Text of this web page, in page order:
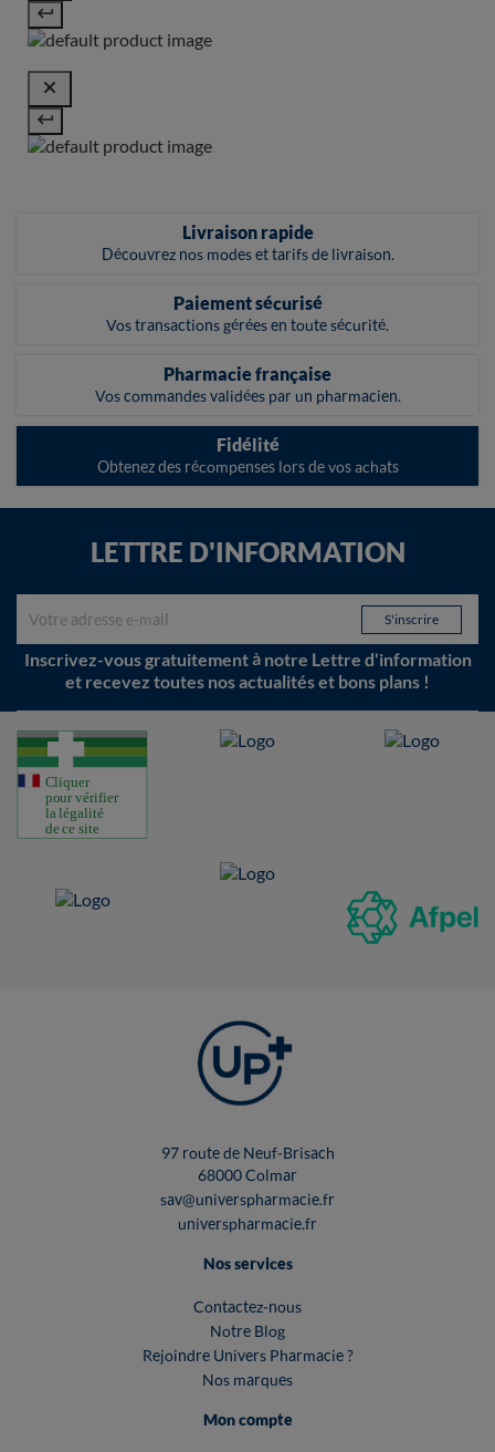
Livraison rapide
Découvrez nos modes et tarifs de livraison.
Paiement sécurisé
Vos transactions gérées en toute sécurité.
Pharmacie française
Vos commandes validées par un pharmacien.
Fidélité
Obtenez des récompenses lors de vos achats
LETTRE D'INFORMATION
Inscrivez-vous gratuitement à notre Lettre d'information
et recevez toutes nos actualités et bons plans !
97 route de Neuf-Brisach
68000 Colmar
sav@universpharmacie.fr
universpharmacie.fr
Nos services
Contactez-nous
Notre Blog
Rejoindre Univers Pharmacie ?
Nos marques
Mon compte